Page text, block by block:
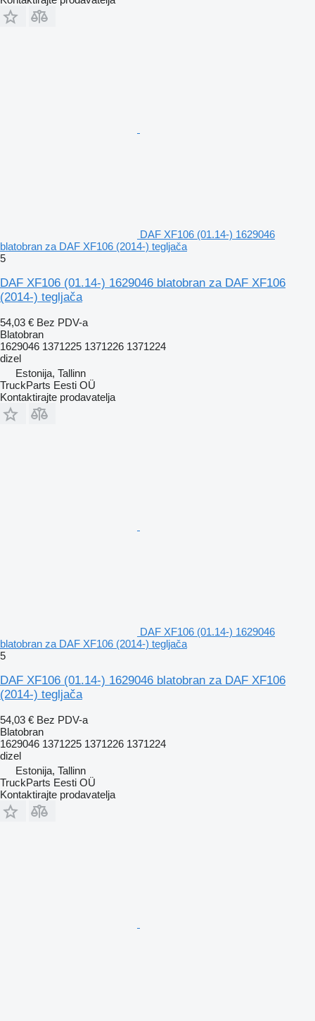
DAF XF106 (01.14-) 1629046
blatobran za DAF XF106 (2014-) tegljača
5
DAF XF106 (01.14-) 1629046 blatobran za DAF XF106
(2014-) tegljača
54,03 € Bez PDV-a
Blatobran
1629046 1371225 1371226 1371224
dizel
Estonija, Tallinn
TruckParts Eesti OÜ
Kontaktirajte prodavatelja
DAF XF106 (01.14-) 1629046
blatobran za DAF XF106 (2014-) tegljača
5
DAF XF106 (01.14-) 1629046 blatobran za DAF XF106
(2014-) tegljača
54,03 € Bez PDV-a
Blatobran
1629046 1371225 1371226 1371224
dizel
Estonija, Tallinn
TruckParts Eesti OÜ
Kontaktirajte prodavatelja